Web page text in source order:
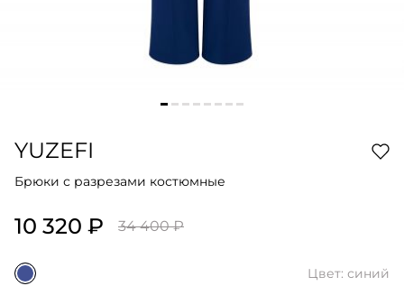
YUZEFI
Брюки с разрезами костюмные
10 320 ₽ 34 400 ₽
Цвет: синий